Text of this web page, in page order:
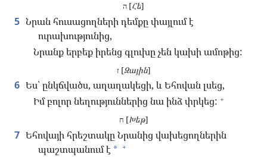
ה [Հե]
5 Նրան հուսացողների դեմքը փայլում է
ուրախությունից,
Նրանք երբեք իրենց գլուխը չեն կախի ամոթից:
ז [Զային]
6 Ես՝ ընկճվածս, աղաղակեցի, և Եհովան լսեց,
Իմ բոլոր նեղություններից նա ինձ փրկեց: +
ח [Խեթ]
7 Եհովայի հրեշտակը Նրանից վախեցողներին
պաշտպանում է * +